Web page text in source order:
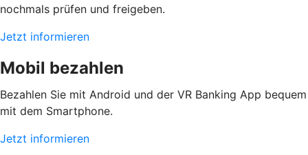
nochmals prüfen und freigeben.
Jetzt informieren
Mobil bezahlen
Bezahlen Sie mit Android und der VR Banking App bequem
mit dem Smartphone.
Jetzt informieren